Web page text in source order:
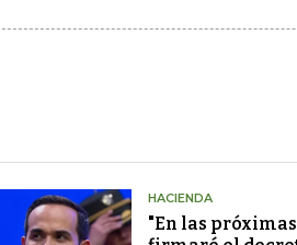
HACIENDA
"En las